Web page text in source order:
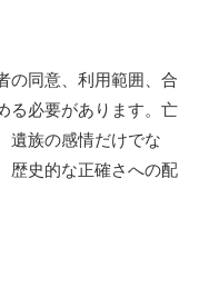
の同意、利用範囲、合
る必要があります。亡
遺族の感情だけでな
歴史的な正確さへの配